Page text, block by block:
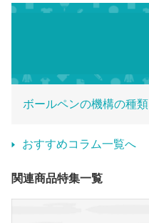
ボールペンの機構の種類
おすすめコラム一覧へ
関連商品特集一覧